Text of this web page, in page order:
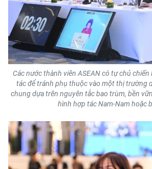
Các nước thành viên ASEAN có tự chủ chiến
tác để tránh phụ thuộc vào một thị trường
chung dựa trên nguyên tắc bao trùm, bền
hình hợp tác Nam-Nam hoặc